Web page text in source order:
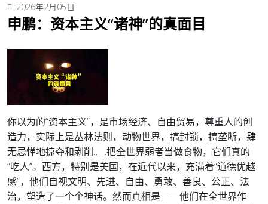
2026年2月05日
申鹏：资本主义“诸神”的真面目
你以为的“资本主义”，是市场经济、自由贸易，尊重人的创
造力，实际上是丛林法则，动物世界，搞封锁，搞垄断，肆
无忌惮地掠夺和剥削……把全世界弱者当做食物，它们真的
“吃人”。 西方，特别是美国，在近代以来，充满着“道德优越
感”，他们自视文明、先进、自由、勇敢、善良、公正、法
治，塑造了一个个神话。然而真相是——他们在全世界作